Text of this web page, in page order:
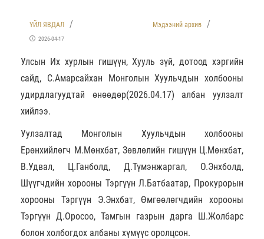
ҮЙЛ ЯВДАЛ Мэдээний архив
2026-04-17
Улсын Их хурлын гишүүн, Хууль зүй, дотоод хэргийн
сайд, С.Амарсайхан Монголын Хуульчдын холбооны
удирдлагуудтай өнөөдөр(2026.04.17) албан уулзалт
хийлээ.
Уулзалтад Монголын Хуульчдын холбооны
Ерөнхийлөгч М.Мөнхбат, Зөвлөлийн гишүүн Ц.Мөнхбат,
В.Удвал, Ц.Ганболд, Д.Түмэнжаргал, О.Энхболд,
Шүүгчдийн хорооны Тэргүүн Л.Батбаатар, Прокурорын
хорооны Тэргүүн Э.Энхбат, Өмгөөлөгчдийн хорооны
Тэргүүн Д.Оросоо, Тамгын газрын дарга Ш.Жолбарс
болон холбогдох албаны хүмүүс оролцсон.